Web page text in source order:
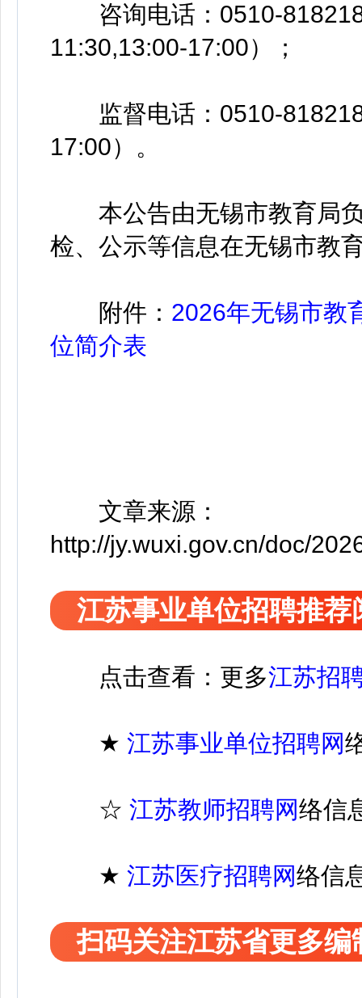
咨询电话：0510-
11:30,13:00-17:00）；
监督电话：0510-
17:00）。
本公告由无锡市教育局负
检、公示等信息在无锡市教
附件： 2026年无锡市教
位简介表
文章来源：
http://jy.wuxi.gov.cn/doc/
江苏事业单位招聘推荐
点击查看：更多江苏招
★ 江苏事业单位招聘网
☆ 江苏教师招聘网络信
★ 江苏医疗招聘网络信
扫码关注江苏省更多